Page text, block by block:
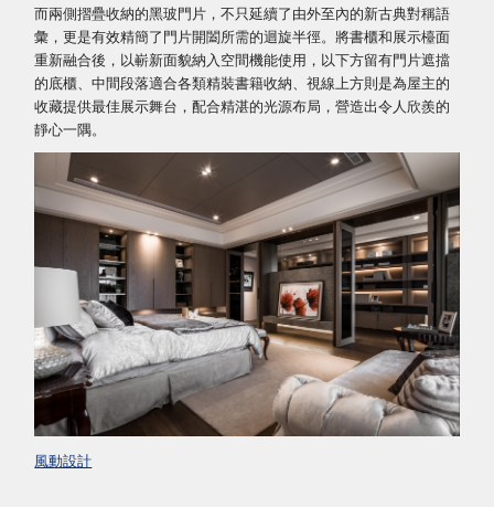
而兩側摺疊收納的黑玻門片，不只延續了由外至內的新古典對稱語
彙，更是有效精簡了門片開闔所需的迴旋半徑。將書櫃和展示檯面
重新融合後，以嶄新面貌納入空間機能使用，以下方留有門片遮擋
的底櫃、中間段落適合各類精裝書籍收納、視線上方則是為屋主的
收藏提供最佳展示舞台，配合精湛的光源布局，營造出令人欣羨的
靜心一隅。
風動設計